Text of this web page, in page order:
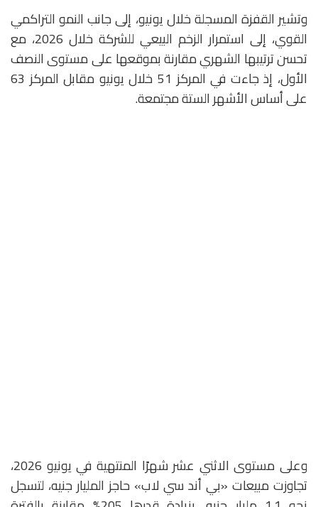
وتشير القفزة المسجلة خلال يونيو، إلى جانب النمو التراكمي
القوي، إلى استمرار الزخم البيعي للشركة خلال 2026، مع
تحسن ترتيبها الشهري مقارنة بموقعها على مستوى النصف
الأول، إذ جاءت في المركز 51 خلال يونيو مقابل المركز 63
على أساس الأشهر الستة مجتمعة.
وعلى مستوى الاثني عشر شهرًا المنتهية في يونيو 2026،
تجاوزت مبيعات «بي أند سي لاب» حاجز المليار جنيه، لتسجل